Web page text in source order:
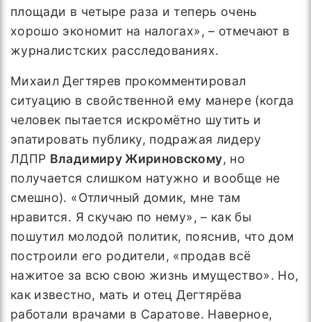
площади в четыре раза и теперь очень
хорошо экономит на налогах», – отмечают в
журналистских расследованиях.
Михаил Дегтярев прокомментировал
ситуацию в свойственной ему манере (когда
человек пытается искромётно шутить и
эпатировать публику, подражая лидеру
ЛДПР Владимиру Жириновскому, но
получается слишком натужно и вообще не
смешно). «Отличный домик, мне там
нравится. Я скучаю по нему», – как бы
пошутил молодой политик, пояснив, что дом
построили его родители, «продав всё
нажитое за всю свою жизнь имущество». Но,
как известно, мать и отец Дегтярёва
работали врачами в Саратове. Наверное,